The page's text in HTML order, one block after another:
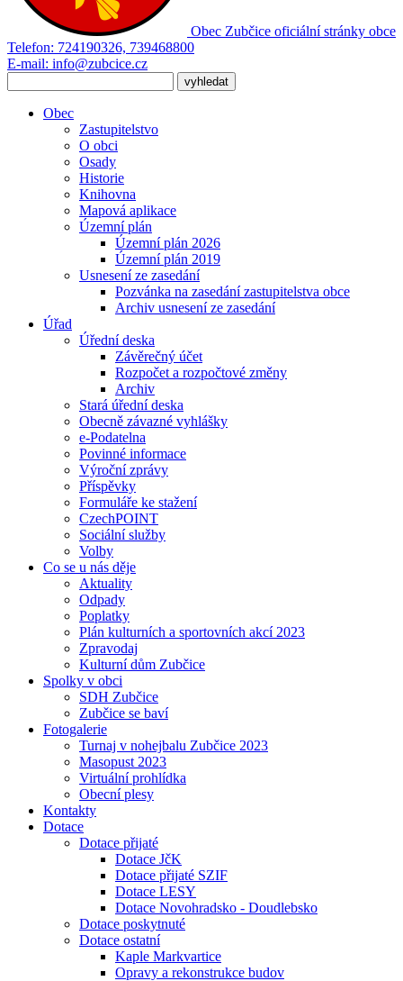
Obec Zubčice oficiální stránky obce
Telefon: 724190326, 739468800
E-mail: info@zubcice.cz
Obec
Zastupitelstvo
O obci
Osady
Historie
Knihovna
Mapová aplikace
Územní plán
Územní plán 2026
Územní plán 2019
Usnesení ze zasedání
Pozvánka na zasedání zastupitelstva obce
Archiv usnesení ze zasedání
Úřad
Úřední deska
Závěrečný účet
Rozpočet a rozpočtové změny
Archiv
Stará úřední deska
Obecně závazné vyhlášky
e-Podatelna
Povinné informace
Výroční zprávy
Příspěvky
Formuláře ke stažení
CzechPOINT
Sociální služby
Volby
Co se u nás děje
Aktuality
Odpady
Poplatky
Plán kulturních a sportovních akcí 2023
Zpravodaj
Kulturní dům Zubčice
Spolky v obci
SDH Zubčice
Zubčice se baví
Fotogalerie
Turnaj v nohejbalu Zubčice 2023
Masopust 2023
Virtuální prohlídka
Obecní plesy
Kontakty
Dotace
Dotace přijaté
Dotace JčK
Dotace přijaté SZIF
Dotace LESY
Dotace Novohradsko - Doudlebsko
Dotace poskytnuté
Dotace ostatní
Kaple Markvartice
Opravy a rekonstrukce budov